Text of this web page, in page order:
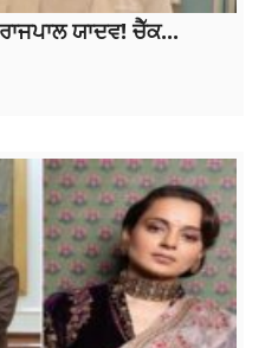
ਯਾਦਵ! ਚੈੱਕ...